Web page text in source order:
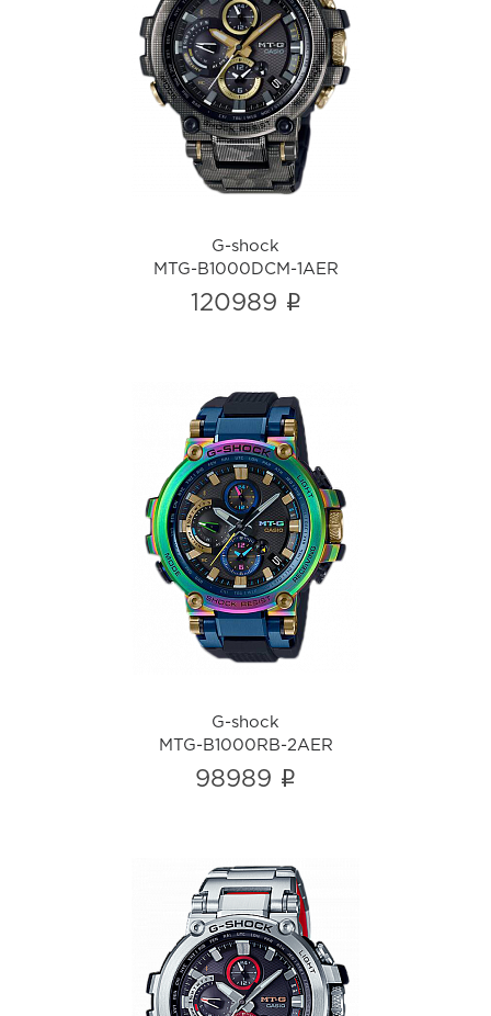
G-shock
MTG-B1000DCM-1AER
i
G-shock
MTG-B1000DCM-1AER
120989 i
G-shock
MTG-B1000RB-2AER
i
G-shock
MTG-B1000RB-2AER
98989 i